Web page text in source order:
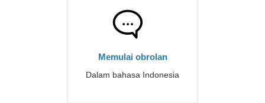
Memulai obrolan
Dalam bahasa Indonesia